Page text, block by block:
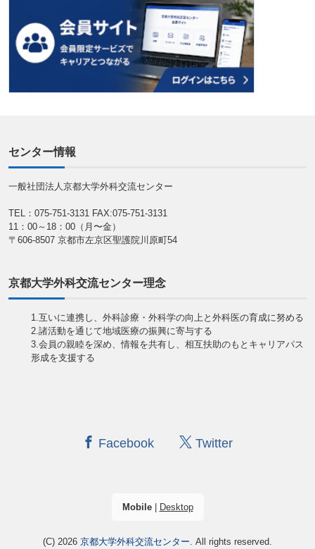
センター情報
一般社団法人京都大学外科交流センター
TEL：075-751-3131 FAX:075-751-3131
11：00～18：00（月〜金）
〒606-8507 京都市左京区聖護院川原町54
京都大学外科交流センター理念
1.互いに連携し、外科診療・外科学の向上と外科医の育成に努める
2.諸活動を通じて地域医療の振興に寄与する
3.会員の親睦を深め、情報を共有し、相互扶助のもとキャリアパス
形成を支援する
Facebook Twitter
Mobile| Desktop
(C) 2026 京都大学外科交流センター. All rights reserved.